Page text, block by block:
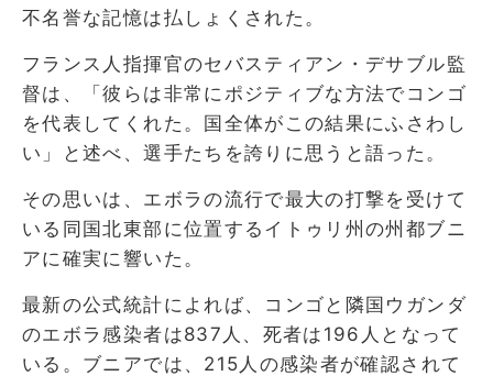
不名誉な記憶は払しょくされた。
フランス人指揮官のセバスティアン・デサブル監
督は、「彼らは非常にポジティブな方法でコンゴ
を代表してくれた。国全体がこの結果にふさわし
い」と述べ、選手たちを誇りに思うと語った。
その思いは、エボラの流行で最大の打撃を受けて
いる同国北東部に位置するイトゥリ州の州都ブニ
アに確実に響いた。
最新の公式統計によれば、コンゴと隣国ウガンダ
のエボラ感染者は837人、死者は196人となって
いる。ブニアでは、215人の感染者が確認されて